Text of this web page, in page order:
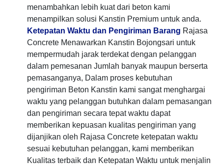
menambahkan lebih kuat dari beton kami
menampilkan solusi Kanstin Premium untuk anda.
Ketepatan Waktu dan Pengiriman Barang Rajasa
Concrete Menawarkan Kanstin Bojongsari untuk
mempermudah jarak terdekat dengan pelanggan
dalam pemesanan Jumlah banyak maupun berserta
pemasanganya, Dalam proses kebutuhan
pengiriman Beton Kanstin kami sangat menghargai
waktu yang pelanggan butuhkan dalam pemasangan
dan pengiriman secara tepat waktu dapat
memberikan kepuasan kualitas pengiriman yang
dijanjikan oleh Rajasa Concrete ketepatan waktu
sesuai kebutuhan pelanggan, kami memberikan
Kualitas terbaik dan Ketepatan Waktu untuk menjalin